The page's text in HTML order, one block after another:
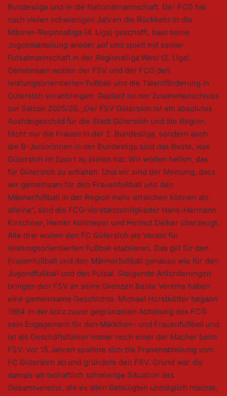
Bundesliga und in die Nationalmannschaft. Der FCG hat
nach vielen schwierigen Jahren die Rückkehr in die
Männer-Regionalliga (4. Liga) geschafft, baut seine
Jugendabteilung wieder auf und spielt mit seiner
Futsalmannschaft in der Regionalliga West (2. Liga).
Gemeinsam wollen der FSV und der FCG den
leistungsorientierten Fußball und die Talentförderung in
Gütersloh voranbringen. Geplant ist der Zusammenschluss
zur Saison 2025/26. „Der FSV Gütersloh ist ein absolutes
Aushängeschild für die Stadt Gütersloh und die Region.
Nicht nur die Frauen in der 2. Bundesliga, sondern auch
die B-Juniorinnen in der Bundesliga sind das Beste, was
Gütersloh im Sport zu bieten hat. Wir wollen helfen, das
für Gütersloh zu erhalten. Und wir sind der Meinung, dass
wir gemeinsam für den Frauenfußball und den
Männerfußball in der Region mehr erreichen können als
alleine“, sind die FCG-Vorstandsmitglieder Hans-Hermann
Kirschner, Heiner Kollmeyer und Helmut Delker überzeugt.
Alle drei wollen den FC Gütersloh als Verein für
leistungsorientierten Fußball etablieren. Das gilt für den
Frauenfußball und den Männerfußball genauso wie für den
Jugendfußball und den Futsal. Steigende Anforderungen
bringen den FSV an seine Grenzen Beide Vereine haben
eine gemeinsame Geschichte. Michael Horstkötter begann
1984 in der kurz zuvor gegründeten Abteilung des FCG
sein Engagement für den Mädchen- und Frauenfußball und
ist als Geschäftsführer immer noch einer der Macher beim
FSV. Vor 15 Jahren spaltete sich die Frauenabteilung vom
FC Gütersloh ab und gründete den FSV. Grund war die
damals wirtschaftlich schwierige Situation des
Gesamtvereins, die es allen Beteiligten unmöglich machte,